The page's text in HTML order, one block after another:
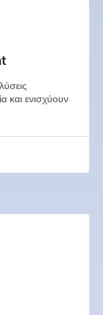
και ενισχύουν